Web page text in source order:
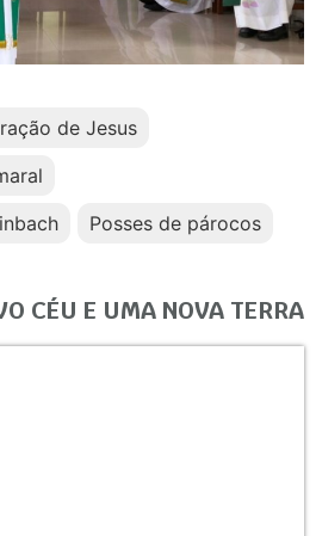
de Jesus
Posses de párocos
CÉU E UMA NOVA TERRA